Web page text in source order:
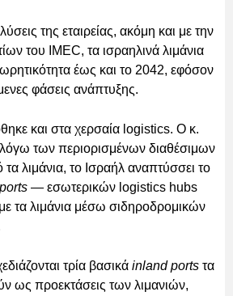
της εταιρείας, ακόμη και με την
του IMEC, τα ισραηλινά λιμάνια
έως και το 2042, εφόσον
φάσεις ανάπτυξης.
και στα χερσαία logistics. Ο κ.
των περιορισμένων διαθέσιμων
λιμάνια, το Ισραήλ αναπτύσσει το
— εσωτερικών logistics hubs
τα λιμάνια μέσω σιδηροδρομικών
τρία βασικά inland ports τα
ως προεκτάσεις των λιμανιών,